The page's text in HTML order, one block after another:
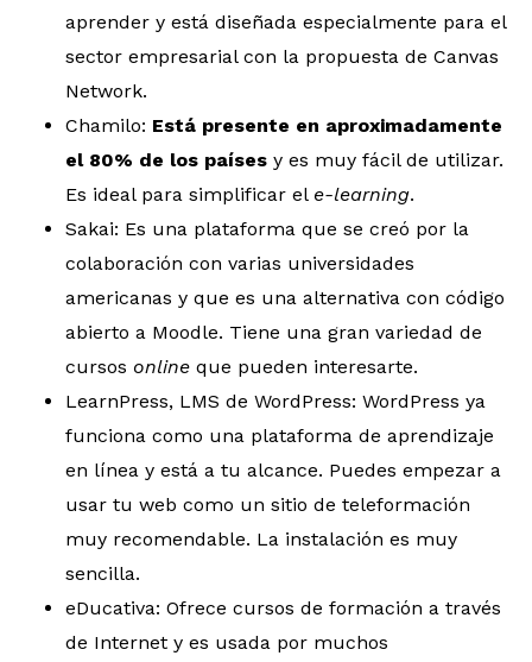
aprender y está diseñada especialmente para el
sector empresarial con la propuesta de Canvas
Network.
Chamilo: Está presente en aproximadamente
el 80% de los países y es muy fácil de utilizar.
Es ideal para simplificar el e-learning.
Sakai: Es una plataforma que se creó por la
colaboración con varias universidades
americanas y que es una alternativa con código
abierto a Moodle. Tiene una gran variedad de
cursos online que pueden interesarte.
LearnPress, LMS de WordPress: WordPress ya
funciona como una plataforma de aprendizaje
en línea y está a tu alcance. Puedes empezar a
usar tu web como un sitio de teleformación
muy recomendable. La instalación es muy
sencilla.
eDucativa: Ofrece cursos de formación a través
de Internet y es usada por muchos